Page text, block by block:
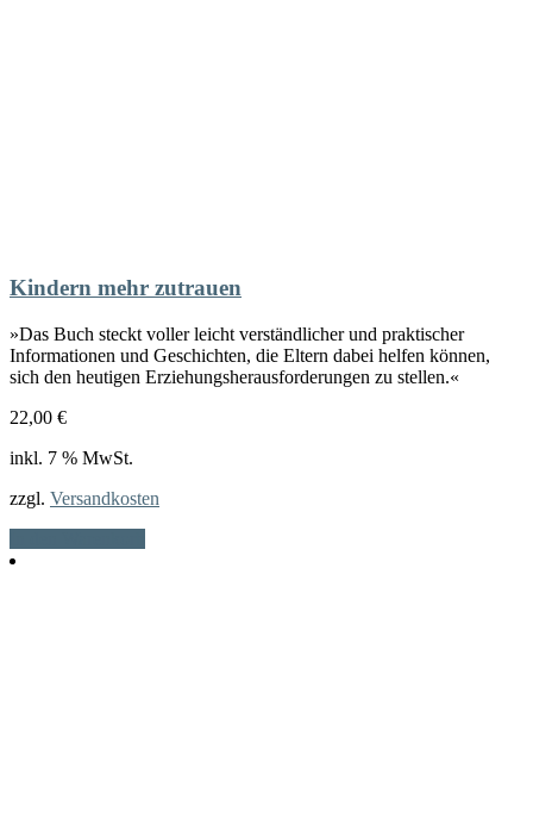
Kindern mehr zutrauen
»Das Buch steckt voller leicht verständlicher und praktischer
Informationen und Geschichten, die Eltern dabei helfen können,
sich den heutigen Erziehungsherausforderungen zu stellen.«
22,00 €
inkl. 7 % MwSt.
zzgl. Versandkosten